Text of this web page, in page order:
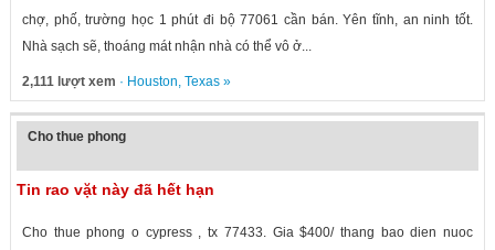
chợ, phố, trường học 1 phút đi bộ 77061 cần bán. Yên tĩnh, an ninh tốt.
Nhà sạch sẽ, thoáng mát nhận nhà có thể vô ở...
2,111 lượt xem · Houston, Texas»
Cho thue phong
Tin rao vặt này đã hết hạn
Cho thue phong o cypress , tx 77433. Gia $400/ thang bao dien nuoc